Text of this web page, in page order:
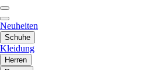
Neuheiten
Schuhe
Kleidung
Herren